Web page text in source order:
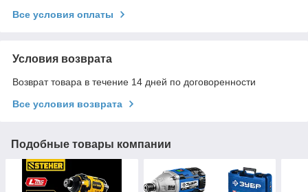
Все условия оплаты
Условия возврата
Возврат товара в течение 14 дней по договоренности
Все условия возврата
Подобные товары компании